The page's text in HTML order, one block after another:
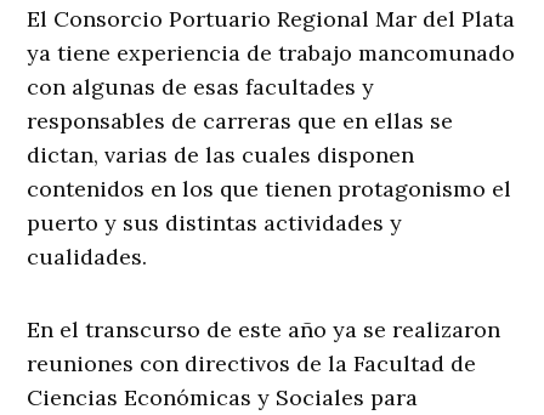
El Consorcio Portuario Regional Mar del Plata
ya tiene experiencia de trabajo mancomunado
con algunas de esas facultades y
responsables de carreras que en ellas se
dictan, varias de las cuales disponen
contenidos en los que tienen protagonismo el
puerto y sus distintas actividades y
cualidades.
En el transcurso de este año ya se realizaron
reuniones con directivos de la Facultad de
Ciencias Económicas y Sociales para